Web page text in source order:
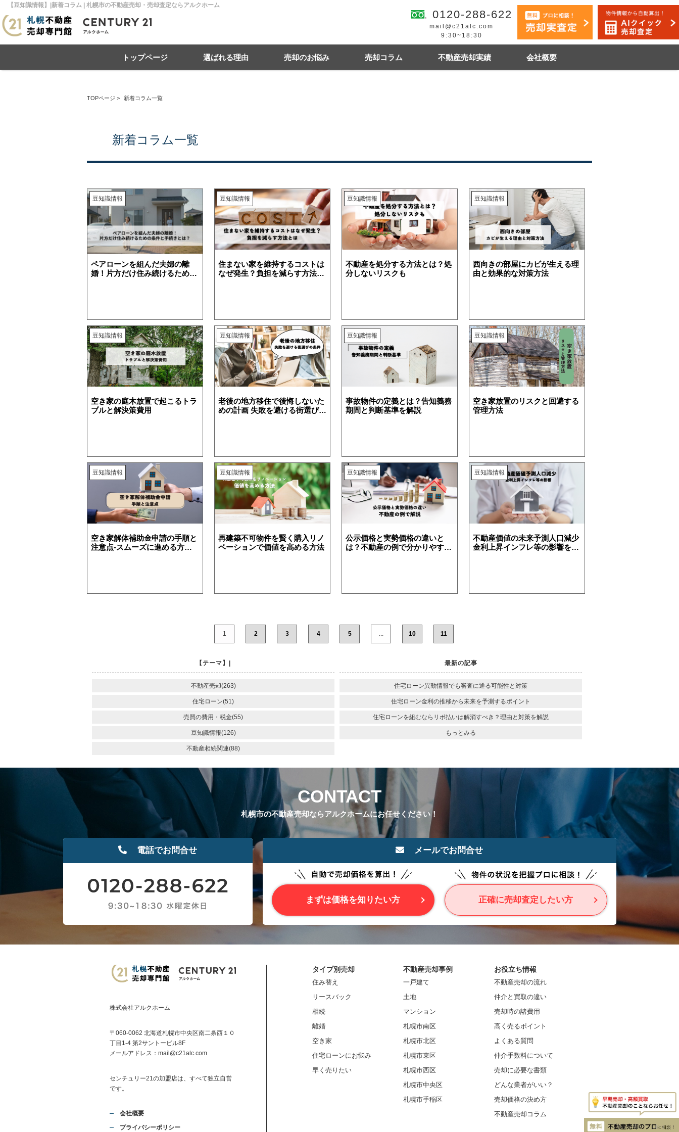
【豆知識情報】|新着コラム | 札幌市の不動産売却・売却査定ならアルクホーム
0120-288-622
mail@c21alc.com
9:30~18:30
トップページ 選ばれる理由 売却のお悩み 売却コラム 不動産売却実績
札幌市豊平区 札幌市厚別区 札幌市清田区 江別市 北広島市 小樽市 石狩市 その他地域
住み替え リースバック 相続 離婚 空き家
会社概要
TOPページ > 新着コラム一覧
新着コラム一覧
豆知識情報
ペアローンを組んだ夫婦の離
婚！片方だけ住み続けるための
豆知識情報
住まない家を維持するコストは
なぜ発生？負担を減らす方法と
豆知識情報
不動産を処分する方法とは？処
分しないリスクも
豆知識情報
西向きの部屋にカビが生える理
由と効果的な対策方法
豆知識情報
空き家の庭木放置で起こるトラ
ブルと解決策費用
豆知識情報
老後の地方移住で後悔しないた
めの計画 失敗を避ける街選びの
豆知識情報
事故物件の定義とは？告知義務
期間と判断基準を解説
豆知識情報
空き家放置のリスクと回避する
管理方法
豆知識情報
空き家解体補助金申請の手順と
注意点-スムーズに進める方法
豆知識情報
再建築不可物件を賢く購入リノ
ベーションで価値を高める方法
豆知識情報
公示価格と実勢価格の違いと
は？不動産の例で分かりやすく
豆知識情報
不動産価値の未来予測人口減少
金利上昇インフレ等の影響を解
1 2 3 4 5 ... 10 11
【テーマ】|
不動産売却(263)
住宅ローン(51)
売買の費用・税金(55)
豆知識情報(126)
不動産相続関連(88)
最新の記事
住宅ローン異動情報でも審査に通る可能性と対策
住宅ローン金利の推移から未来を予測するポイント
住宅ローンを組むならリボ払いは解消すべき？理由と対策を解説
もっとみる
CONTACT
札幌市の不動産売却ならアルクホームにお任せください！
電話でお問合せ メールでお問合せ
まずは価格を知りたい方 正確に売却査定したい方
株式会社アルクホーム
〒060-0062 北海道札幌市中央区南二条西１０
丁目1-4 第2サントービル8F
メールアドレス： mail@c21alc.com
センチュリー21の加盟店は、すべて独立自営
です。
会社概要
プライバシーポリシー
タイプ別売却
住み替え
リースバック
相続
離婚
空き家
住宅ローンにお悩み
早く売りたい
不動産売却事例
一戸建て
土地
マンション
札幌市南区
札幌市北区
札幌市東区
札幌市西区
札幌市中央区
札幌市手稲区
お役立ち情報
不動産売却の流れ
仲介と買取の違い
売却時の諸費用
高く売るポイント
よくある質問
仲介手数料について
売却に必要な書類
どんな業者がいい？
売却価格の決め方
不動産売却コラム